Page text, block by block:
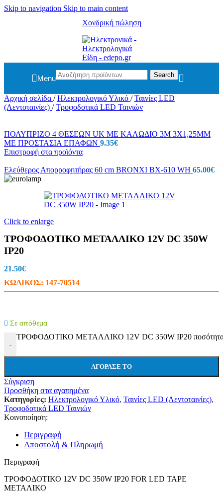
Skip to navigation Skip to main content
Χονδρική πώληση
Menu Search
Αρχική σελίδα / Ηλεκτρολογικό Υλικό / Ταινίες LED
(Λεντοταινίες) / Τροφοδοτικά LED Ταινιών
ΠΟΛΥΠΡΙΖΟ 4 ΘΕΣΕΩΝ UK ΜΕ ΚΑΛΩΔΙΟ 3M 3X1,25MM
ΜΕ ΠΡΟΣΤΑΣΙΑ ΕΠΑΦΩΝ 9.35€
Επιστροφή στα προϊόντα
Ελεύθερος Απορροφητήρας 60 cm BRONXI BX-610 WH 65.00€
Click to enlarge
ΤΡΟΦΟΔΟΤΙΚΟ ΜΕΤΑΛΛΙΚΟ 12V DC 350W
IP20
21.50€
ΚΩΔΙΚΟΣ: 147-70514
Σε απόθεμα
-
ΤΡΟΦΟΔΟΤΙΚΟ ΜΕΤΑΛΛΙΚΟ 12V DC 350W IP20
ΑΓΌΡΑΣΕ ΤΟ
Σύγκριση
Προσθήκη στα αγαπημένα
Κατηγορίες: Ηλεκτρολογικό Υλικό, Ταινίες LED (Λεντοταινίες),
Τροφοδοτικά LED Ταινιών
Κοινοποίηση:
Περιγραφή
Αποστολή & Πληρωμή
Περιγραφή
ΤΡΟΦΟΔΟΤΙΚΟ 12V DC 350W IP20 FOR LED TAPE
ΜΕΤΑΛΙΚΟ